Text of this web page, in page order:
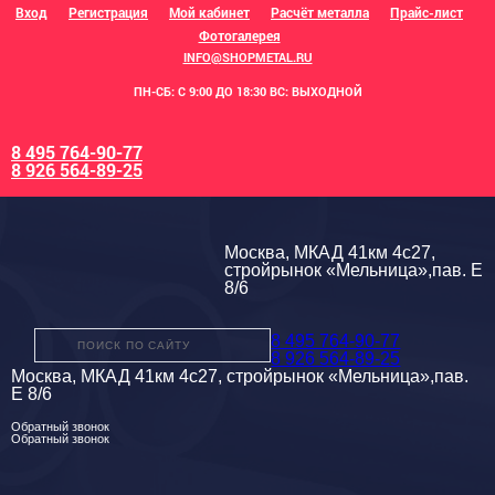
Вход Регистрация Мой кабинет Расчёт металла
Прайс-лист
Фотогалерея
INFO@SHOPMETAL.RU
ПН-СБ: С 9:00 ДО 18:30 ВС: ВЫХОДНОЙ
8 495 764-90-77
8 926 564-89-25
Москва, МКАД 41км 4с27,
стройрынок «Мельница»,пав. Е
8/6
8 495 764-90-77
8 926 564-89-25
Москва, МКАД 41км 4с27, стройрынок «Мельница»,пав.
Е 8/6
Обратный звонок
Обратный звонок